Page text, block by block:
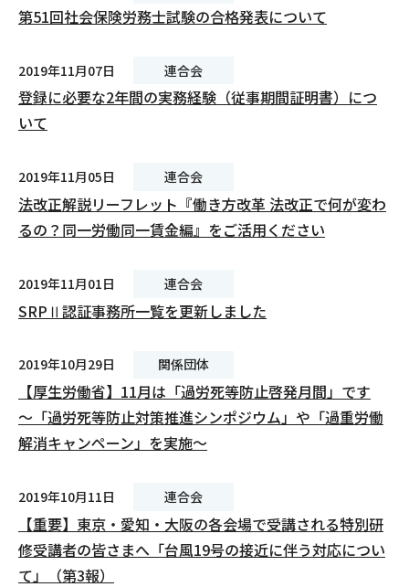
第51回社会保険労務士試験の合格発表について
2019年11月07日 連合会
登録に必要な2年間の実務経験（従事期間証明書）につ
いて
2019年11月05日 連合会
法改正解説リーフレット『働き方改革 法改正で何が変わ
るの？同一労働同一賃金編』をご活用ください
2019年11月01日 連合会
SRPⅡ認証事務所一覧を更新しました
2019年10月29日 関係団体
【厚生労働省】11月は「過労死等防止啓発月間」です
～「過労死等防止対策推進シンポジウム」や「過重労働
解消キャンペーン」を実施～
2019年10月11日 連合会
【重要】東京・愛知・大阪の各会場で受講される特別研
修受講者の皆さまへ「台風19号の接近に伴う対応につい
て」（第3報）